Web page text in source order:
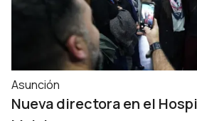
Asunción
Nueva directora en el